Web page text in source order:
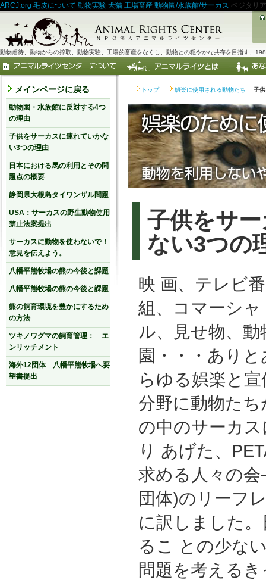
ARCJ.org 毛皮について 動物実験 犬猫 工場畜産 動物園/水族館/サーカス ベジタリ
動物虐待、動物からの搾取、動物実験、工場的畜産をなくし、動物との穏やかな共存を目指す、
トップ 娯楽に使用される動物たち 子
子供をサ
ない3つの
映 画、テレビ番
組、コマーシャ
ル、見せ物、動
園・・・ありと
らゆる娯楽と宣
分野に動物た
の中のサーカ
り あげた、
求める人々の
団体)のリーフ
に訳しました
るこ との少な
問題を考える
メインページに戻る
動物園・水族館に反対する4つ
の理由
子供をサーカスに連れていかな
い3つの理由
日本における馬の利用とその問
題点の概要
静岡県大根島タイワンザル問題
USA：サーカスの野生動物使用
禁止法案提出
サーカスに動物を使わないで！
意見を伝えよう。
八幡平熊牧場の熊の今後と課題
八幡平熊牧場の熊の今後と課題
熊の飼育環境を豊かにするため
の方法
ツキノワグマの飼育管理： エ
ンリッチメント
海外12団体 八幡平熊牧場へ要
望書提出